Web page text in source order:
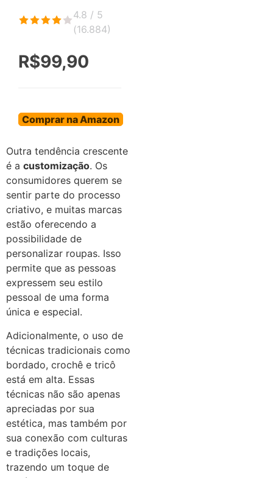
4.8 / 5
(16.884)
R$99,90
Comprar na Amazon
Outra tendência crescente
é a customização. Os
consumidores querem se
sentir parte do processo
criativo, e muitas marcas
estão oferecendo a
possibilidade de
personalizar roupas. Isso
permite que as pessoas
expressem seu estilo
pessoal de uma forma
única e especial.
Adicionalmente, o uso de
técnicas tradicionais como
bordado, crochê e tricô
está em alta. Essas
técnicas não são apenas
apreciadas por sua
estética, mas também por
sua conexão com culturas
e tradições locais,
trazendo um toque de